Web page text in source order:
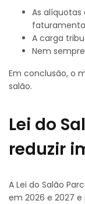
As
A carga
Nem
Em conclusão, o
salão.
Lei do
reduzir
A Lei do Salão
em 2026 e 2027